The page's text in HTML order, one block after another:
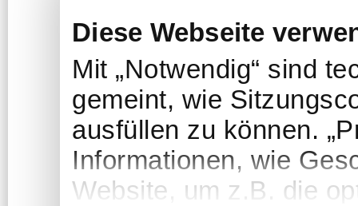
Diese Webseite
Mit „Notwendig“ sind
gemeint, wie
ausfüllen zu können.
Informationen, wie
Website, um z.B. die